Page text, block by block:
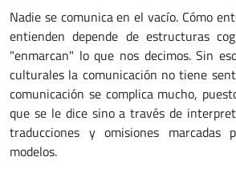
Nadie se comunica en el vacío. Cómo
entienden depende de estructuras
"enmarcan" lo que nos decimos. Sin
culturales la comunicación no tiene
comunicación se complica mucho,
que se le dice sino a través de
traducciones y omisiones marcadas
modelos.